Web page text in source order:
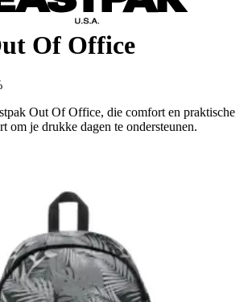
Of Office
Out Of Office, die comfort en praktische
om je drukke dagen te ondersteunen.